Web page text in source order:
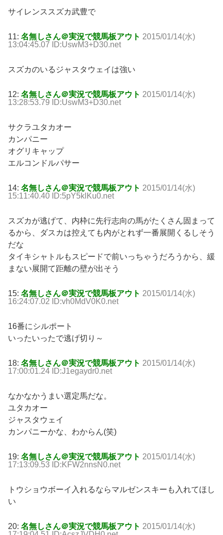
サイレンススズカ武豊で
11: 名無しさん＠実況で競馬板アウト 2015/01/14(水)
13:04:45.07 ID:UswM3+D30.net
スズカのいるジャスタウェイは強い
12: 名無しさん＠実況で競馬板アウト 2015/01/14(水)
13:28:53.79 ID:UswM3+D30.net
サクラユタカオー
カンパニー
オグリキャップ
エルコンドルパサー
14: 名無しさん＠実況で競馬板アウト 2015/01/14(水)
15:11:40.40 ID:5pY5klKu0.net
スズカが逃げて、内枠に先行志向の馬がたくさん固まって
るから、ダスカは控えても内がとれず一番展開くるしそう
だな
タイキシャトルもスピードで前いっちゃうだろうから、緩
まない展開て距離の壁が出そう
15: 名無しさん＠実況で競馬板アウト 2015/01/14(水)
16:24:07.02 ID:vh0MdV0K0.net
16番にシルポート
いったいったで逃げ切り～
18: 名無しさん＠実況で競馬板アウト 2015/01/14(水)
17:00:01.24 ID:J1egaydr0.net
なかなかうまい選定馬だな。
ユタカオー
ジャスタウェイ
カンパニーかな、わからん(笑)
19: 名無しさん＠実況で競馬板アウト 2015/01/14(水)
17:13:09.53 ID:KFW2nnsN0.net
トウショウボーイ入れるならマルゼンスキーも入れてほし
い
20: 名無しさん＠実況で競馬板アウト 2015/01/14(水)